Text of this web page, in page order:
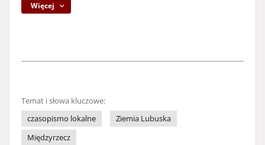
Więcej
Temat i słowa kluczowe:
czasopismo lokalne
Ziemia Lubuska
Międzyrzecz